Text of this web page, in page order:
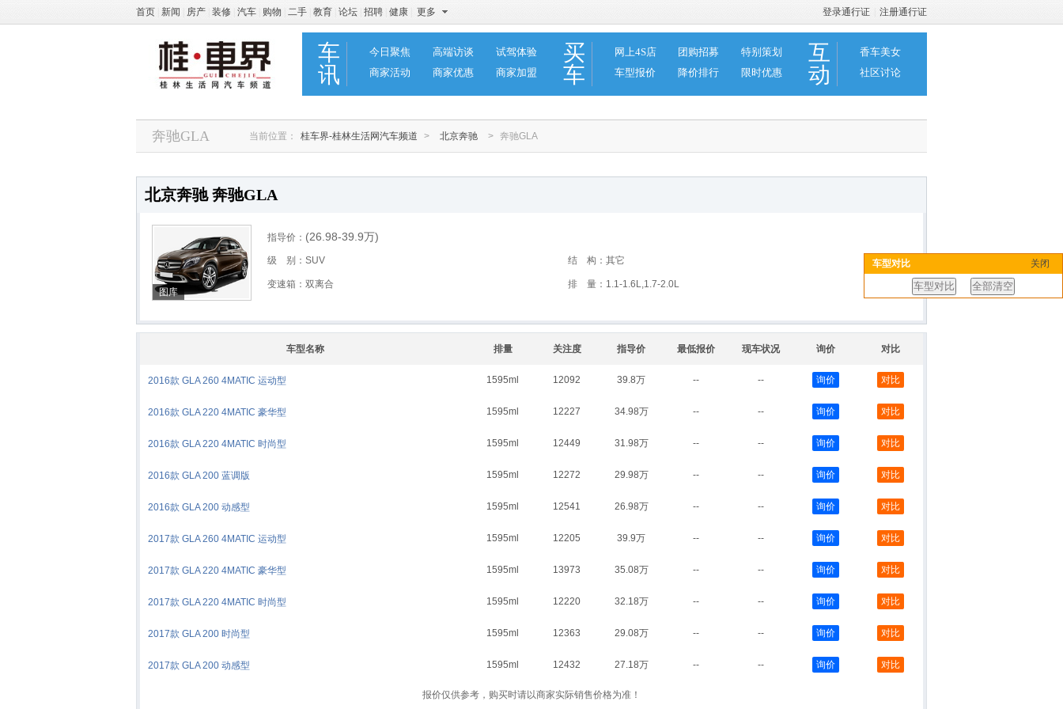
注册通行证
登录通行证
首页 新闻 房产 装修 汽车 购物 二手 教育 论坛 招聘 健康 更多
车
讯
今日聚焦 高端访谈
试驾体验
商家活动
商家优惠 商家加盟
买
车
网上4S店 团购招募
特别策划
车型报价
降价排行 限时优惠
互
动
香车美女
社区讨论
奔驰GLA 当前位置： 桂车界-桂林生活网汽车频道 > 北京奔驰 > 奔驰GLA
北京奔驰 奔驰GLA
图库
指导价： (26.98-39.9万)
级 别：SUV 结 构：其它
变速箱：双离合 排 量：1.1-1.6L,1.7-2.0L
车型名称 排量 关注度 指导价 最低报价 现车状况 询价 对比
2016款 GLA 260 4MATIC 运动型 1595ml 12092 39.8万 -- -- 询价 对比
2016款 GLA 220 4MATIC 豪华型 1595ml 12227 34.98万 -- -- 询价 对比
2016款 GLA 220 4MATIC 时尚型 1595ml 12449 31.98万 -- -- 询价 对比
2016款 GLA 200 蓝调版 1595ml 12272 29.98万 -- -- 询价 对比
2016款 GLA 200 动感型 1595ml 12541 26.98万 -- -- 询价 对比
2017款 GLA 260 4MATIC 运动型 1595ml 12205 39.9万 -- -- 询价 对比
2017款 GLA 220 4MATIC 豪华型 1595ml 13973 35.08万 -- -- 询价 对比
2017款 GLA 220 4MATIC 时尚型 1595ml 12220 32.18万 -- -- 询价 对比
2017款 GLA 200 时尚型 1595ml 12363 29.08万 -- -- 询价 对比
2017款 GLA 200 动感型 1595ml 12432 27.18万 -- -- 询价 对比
报价仅供参考，购买时请以商家实际销售价格为准！
车型对比 关闭